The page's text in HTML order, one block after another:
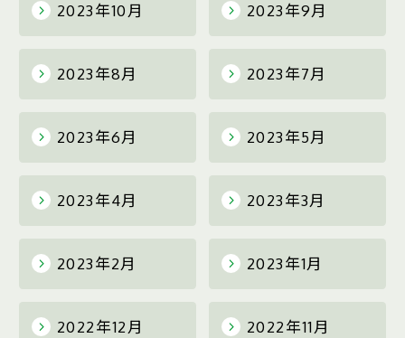
2023年10月 2023年9月
2023年8月 2023年7月
2023年6月 2023年5月
2023年4月 2023年3月
2023年2月 2023年1月
2022年12月 2022年11月